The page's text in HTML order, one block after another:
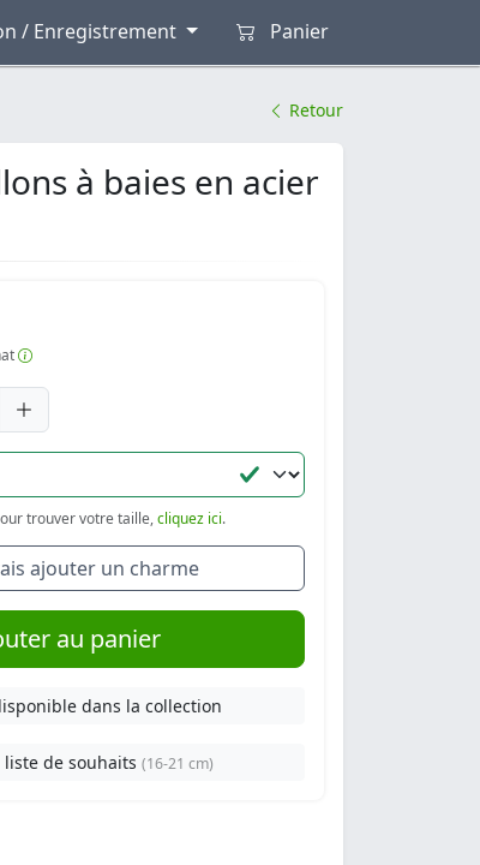
/ Enregistrement Panier
Retour
à baies en acier
trouver votre taille,cliquez ici.
ajouter un charme
au panier
dans la collection
liste de souhaits(16-21 cm)